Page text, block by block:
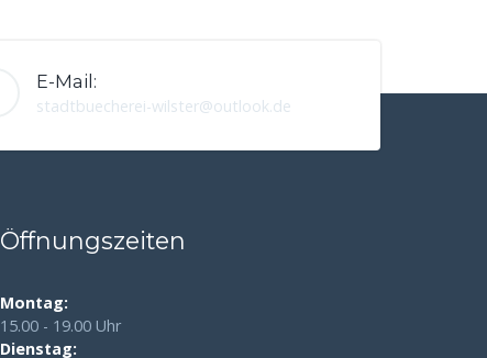
E-Mail:
stadtbuecherei-wilster@outlook.de
Öffnungszeiten
Montag:
15.00 - 19.00 Uhr
Dienstag: